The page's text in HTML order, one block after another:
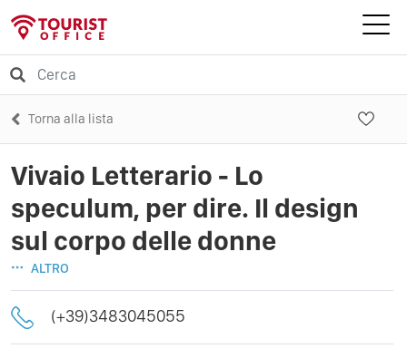
Torna alla lista
Vivaio Letterario - Lo
speculum, per dire. Il design
sul corpo delle donne
ALTRO
(+39)3483045055